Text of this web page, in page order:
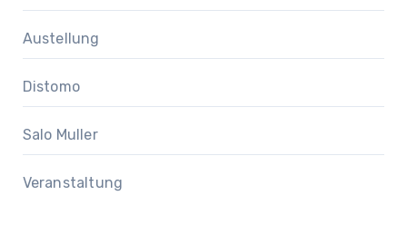
Austellung
Distomo
Salo Muller
Veranstaltung